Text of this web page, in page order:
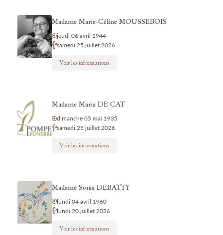
Madame Marie-Céline MOUSSEBOIS
jeudi 06 avril 1944
samedi 25 juillet 2026
Voir les informations
Madame Maria DE CAT
dimanche 05 mai 1935
samedi 25 juillet 2026
Voir les informations
Madame Sonia DEBATTY
lundi 04 avril 1960
lundi 20 juillet 2026
Voir les informations